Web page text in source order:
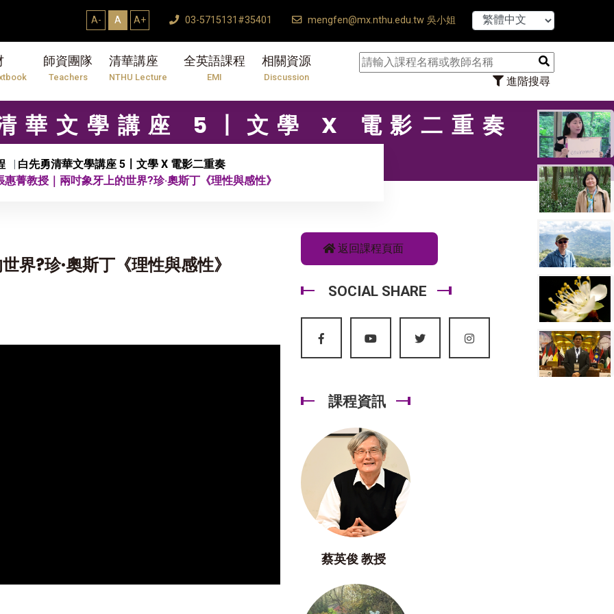
A- A A+ 03-5715131#35401 mengfen@mx.nthu.edu.tw 吳小姐
師資團隊
Teachers
清華講座
NTHU Lecture
全英語課程
EMI
相關資源
Discussion 進階搜尋
【7/31】114學年
華文學講座 5〡文學 X 電影二重奏
白先勇清華文學講座 5〡文學 X 電影二重奏
惠菁教授｜兩吋象牙上的世界?珍·奧斯丁《理性與感性》
界?珍·奧斯丁《理性與感性》
返回課程頁面
SOCIAL SHARE
課程資訊
蔡英俊 教授